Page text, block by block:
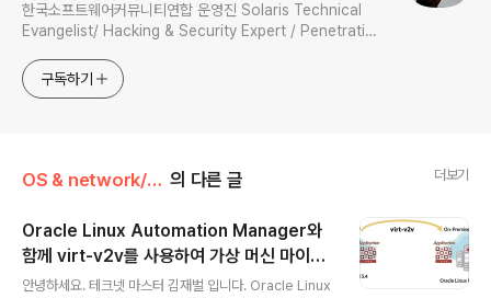
한국소프트웨어커뮤니티연합 운영진 Solaris Technical
Evangelist/ Hacking & Security Expert / Penetration
Instructor / 과학기술정보통신부 멘토
구독하기
OS & network/virtualization 의 다른 글 더보기
Oracle Linux Automation Manager와
함께 virt-v2v를 사용하여 가상 머신 마이그
레이션 자동화
안녕하세요. 테크넷 마스터 김재벌 입니다. Oracle Linux